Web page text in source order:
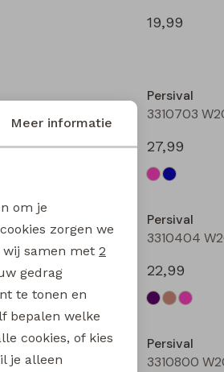
19,99
Persival
27,99
Persival
22,99
Persival
Meer informatie
om je
zorgen we
wij samen met 2
gedrag
te tonen en
bepalen welke
cookies, of kies
je alleen